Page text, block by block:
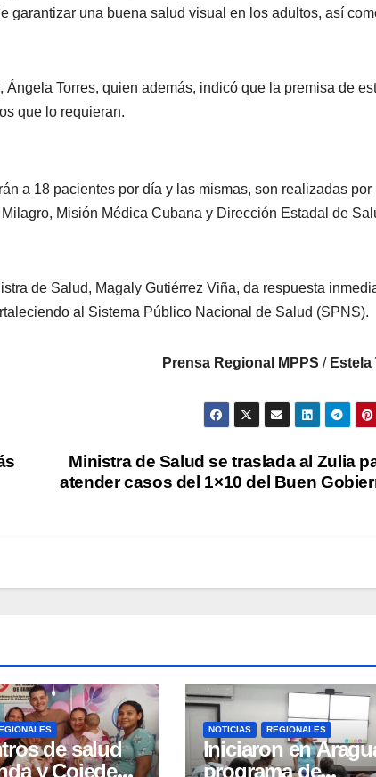
garantizar una buena salud visual en los adultos, así
Torres, quien además, indicó que la premisa de
que lo requieran.
a 18 pacientes por día y las mismas, son realizadas por
Misión Médica Cubana y Dirección Estadal de
de Salud, Magaly Gutiérrez Viña, da respuesta
al Sistema Público Nacional de Salud (SPNS).
Prensa Regional MPPS / Estela
Ministra de Salud se traslada al Zulia
atender casos del 1×10 del Buen
de salud
y Cojedes
NOTICIAS REGIONALES
Iniciaron en
programa de